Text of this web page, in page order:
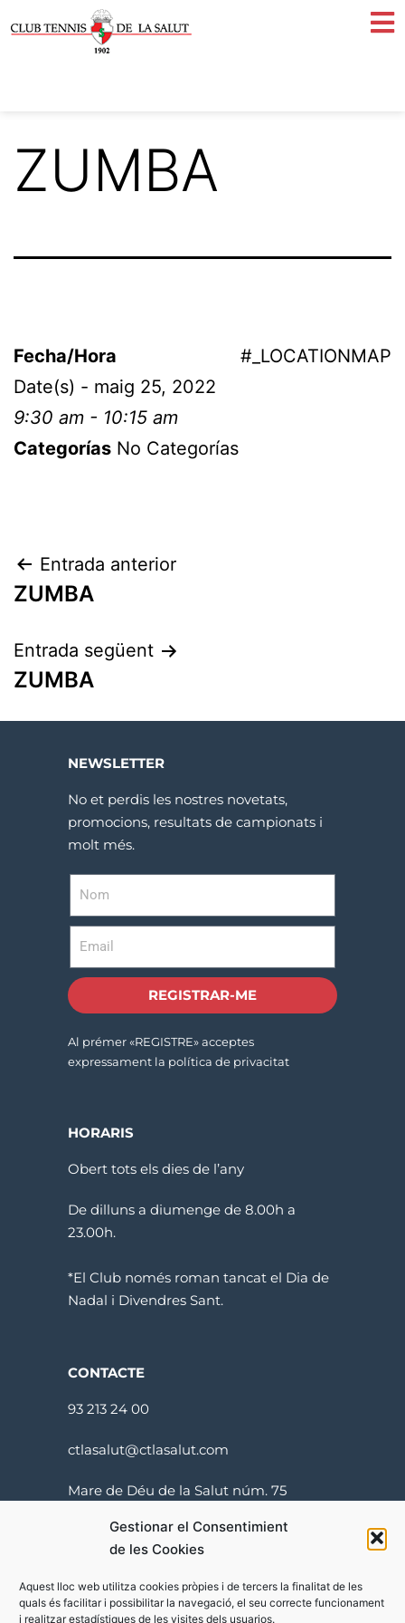
Gestionar el Consentimient
de les Cookies
Aquest lloc web utilitza cookies pròpies i de tercers la finalitat de les
quals és facilitar i possibilitar la navegació, el seu correcte funcionament
i realitzar estadístiques de les visites dels usuarios.
ZUMBA
#_LOCATIONMAP
Fecha/Hora
Date(s) - maig 25, 2022
9:30 am - 10:15 am
Categorías No Categorías
Entrada anterior
ZUMBA
Entrada següent
ZUMBA
NEWSLETTER
No et perdis les nostres novetats,
promocions, resultats de campionats i
molt més.
REGISTRAR-ME
Al prémer «REGISTRE» acceptes
expressament la política de privacitat
HORARIS
Obert tots els dies de l’any
De dilluns a diumenge de 8.00h a
23.00h.
*El Club només roman tancat el Dia de
Nadal i Divendres Sant.
CONTACTE
93 213 24 00
ctlasalut@ctlasalut.com
Mare de Déu de la Salut núm. 75